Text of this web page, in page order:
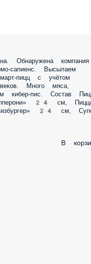
Обнаружена компания
сапиенс. Высылаем
пицц с учётом
Много мяса,
кибер-пис. Состав
24 см,
24 см,
В